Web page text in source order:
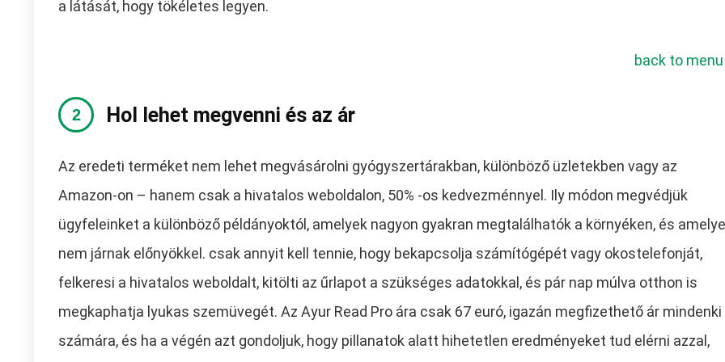
a látását, hogy tökéletes legyen.
back to
Hol lehet megvenni és az ár
Az eredeti terméket nem lehet megvásárolni gyógyszertárakban, különböző üzletekben vagy az
Amazon-on – hanem csak a hivatalos weboldalon, 50% -os kedvezménnyel. Ily módon megvédjük
ügyfeleinket a különböző példányoktól, amelyek nagyon gyakran megtalálhatók a környéken, és
nem járnak előnyökkel. csak annyit kell tennie, hogy bekapcsolja számítógépét vagy okostelefonját,
felkeresi a hivatalos weboldalt, kitölti az űrlapot a szükséges adatokkal, és pár nap múlva otthon is
megkaphatja lyukas szemüvegét. Az Ayur Read Pro ára csak 67 euró, igazán megfizethető ár mindenki
számára, és ha a végén azt gondoljuk, hogy pillanatok alatt hihetetlen eredményeket tud elérni azzal,